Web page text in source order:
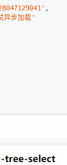
,
异步加载'